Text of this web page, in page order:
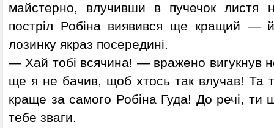
майстерно, влучивши в пучечок листя
постріл Робіна виявився ще кращий —
лозинку якраз посередині.
— Хай тобі всячина! — вражено вигукнув
ще я не бачив, щоб хтось так влучав! Та
краще за самого Робіна Гуда! До речі, ти
тебе зваги.